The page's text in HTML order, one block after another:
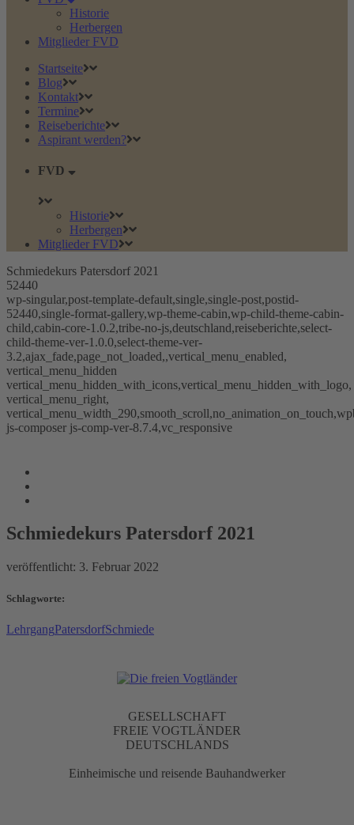
Historie
Herbergen
Mitglieder FVD
Startseite
Blog
Kontakt
Termine
Reiseberichte
Aspirant werden?
FVD
Historie
Herbergen
Mitglieder FVD
Schmiedekurs Patersdorf 2021
52440
wp-singular,post-template-default,single,single-post,postid-
52440,single-format-gallery,wp-theme-cabin,wp-child-theme-cabin-
child,cabin-core-1.0.2,tribe-no-js,deutschland,reiseberichte,select-
child-theme-ver-1.0.0,select-theme-ver-
3.2,ajax_fade,page_not_loaded,,vertical_menu_enabled,
vertical_menu_hidden
vertical_menu_hidden_with_icons,vertical_menu_hidden_with_logo,
vertical_menu_right,
js-composer js-comp-ver-8.7.4,vc_responsive
Schmiedekurs Patersdorf 2021
www.freie-vogtlaender.eu
Schmiedekurs Patersdorf 2021
veröffentlicht: 3. Februar 2022
Schlagworte:
LehrgangPatersdorfSchmiede
GESELLSCHAFT
FREIE VOGTLÄNDER
DEUTSCHLANDS
Einheimische und reisende Bauhandwerker